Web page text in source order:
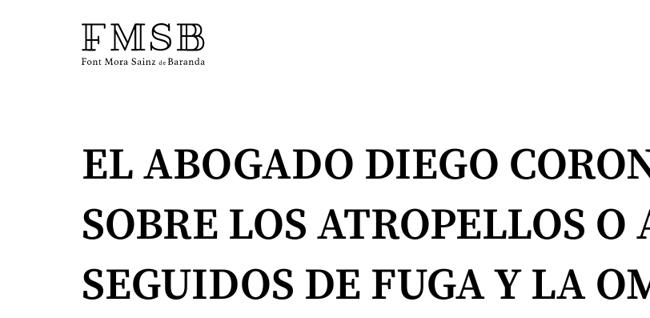
Font Mora Sainz de Baranda
Team
Dienste
EL ABOGADO DIEGO
SOBRE LOS ATROPELLOS O
SEGUIDOS DE FUGA Y LA